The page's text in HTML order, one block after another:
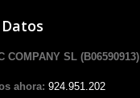
COMPANY SL (B06590913)
ahora: 924.951.202